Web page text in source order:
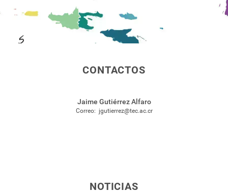
CONTACTOS
Jaime Gutiérrez Alfaro
Correo: jgutierrez@tec.ac.cr
NOTICIAS